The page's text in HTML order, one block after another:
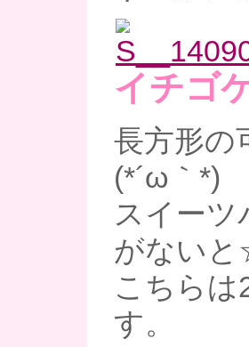
イチゴ
長方形の
(*´ω｀*)
スイー
がない
こちらは
す。